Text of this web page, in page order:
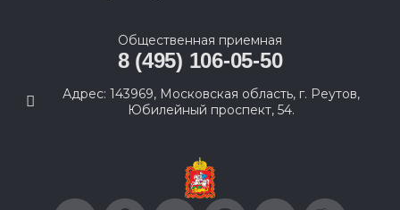
Общественная приемная
8 (495) 106-05-50
Адрес: 143969, Московская область, г. Реутов,
Юбилейный проспект, 54.